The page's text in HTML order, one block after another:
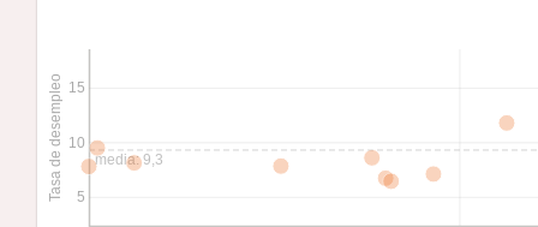
Tasa de desempleo 5
10
15
media: 9,3